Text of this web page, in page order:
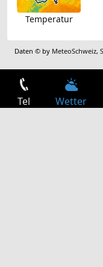
Temperatur
Daten © by MeteoSchweiz,
Tel Wetter